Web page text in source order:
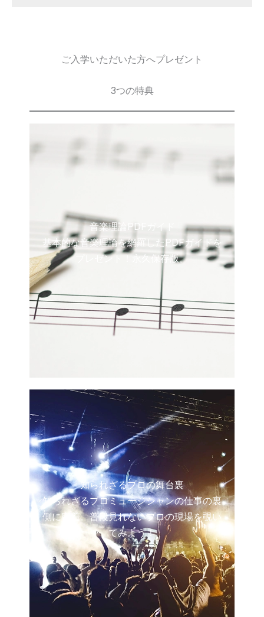
ご入学いただいた方へプレゼント
3つの特典
音楽理論PDFガイド
基本的な音楽理論を網羅したPDFガイドを
プレゼント！永久保存版。
知られざるプロの舞台裏
知られざるプロミュージシャンの仕事の裏
側に密着。普段見れないプロの現場を覗い
てみよう！